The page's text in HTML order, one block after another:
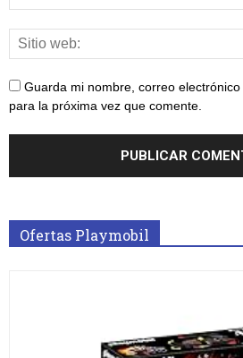
Guarda mi nombre, correo
para la próxima vez que comente.
Ofertas Playmobil